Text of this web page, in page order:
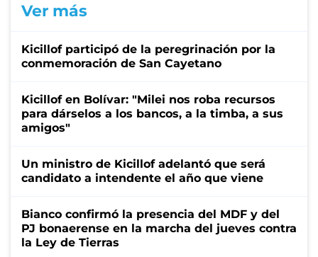
Ver más
Kicillof participó de la peregrinación por la
conmemoración de San Cayetano
Kicillof en Bolívar: "Milei nos roba recursos
para dárselos a los bancos, a la timba, a sus
amigos"
Un ministro de Kicillof adelantó que será
candidato a intendente el año que viene
Bianco confirmó la presencia del MDF y del
PJ bonaerense en la marcha del jueves contra
la Ley de Tierras